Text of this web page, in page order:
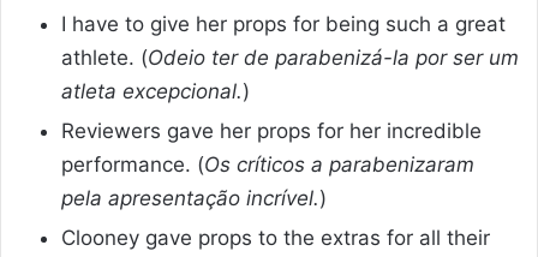
I have to give her props for being such a great
athlete. (Odeio ter de parabenizá-la por ser um
atleta excepcional.)
Reviewers gave her props for her incredible
performance. (Os críticos a parabenizaram
pela apresentação incrível.)
Clooney gave props to the extras for all their